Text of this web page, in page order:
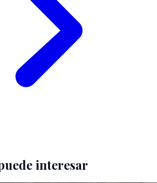
interesar